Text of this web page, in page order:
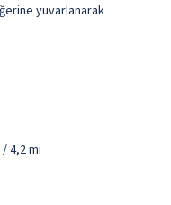
yuvarlanarak
4,2 mi